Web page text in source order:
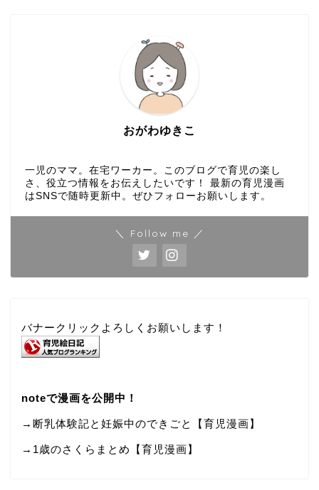
おがわゆきこ
一児のママ。在宅ワーカー。このブログで育児の楽し
さ、役立つ情報をお伝えしたいです！ 最新の育児漫画
はSNSで随時更新中。ぜひフォローお願いします。
＼ Follow me ／
バナークリックよろしくお願いします！
noteで漫画を公開中！
→断乳体験記と妊娠中のできごと【育児漫画】
→ 1歳のさくらまとめ【育児漫画】